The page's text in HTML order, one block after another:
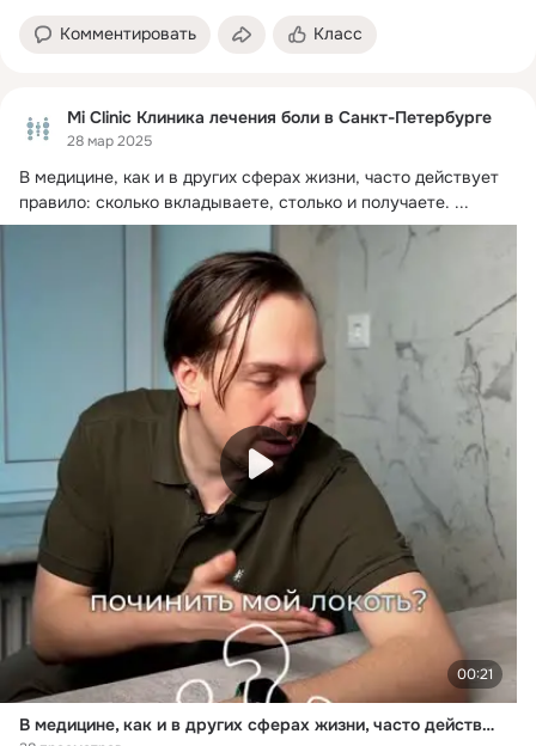
Комментировать Класс
Mi Clinic Клиника лечения боли в Санкт-Петербурге
28 мар 2025
В медицине, как и в других сферах жизни, часто действует
правило: сколько вкладываете, столько и получаете. ...
00:21
В медицине, как и в других сферах жизни, часто действует правило...